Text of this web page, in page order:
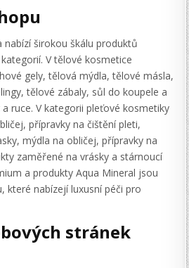
nabízí širokou škálu produktů
V tělové kosmetice
gely, tělová mýdla, tělové másla,
tělové zábaly, sůl do koupele a
ruce. V kategorii pleťové kosmetiky
přípravky na čištění pleti,
mýdla na obličej, přípravky na
zaměřené na vrásky a stárnoucí
a produkty Aqua Mineral jsou
které nabízejí luxusní péči pro
stránek